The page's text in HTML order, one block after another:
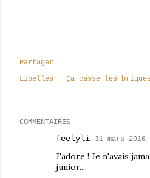
Partager
Libellés :
Ça casse les briques
COMMENTAIRES
feelyli 31 mars
J'adore ! Je n'avais
junior...